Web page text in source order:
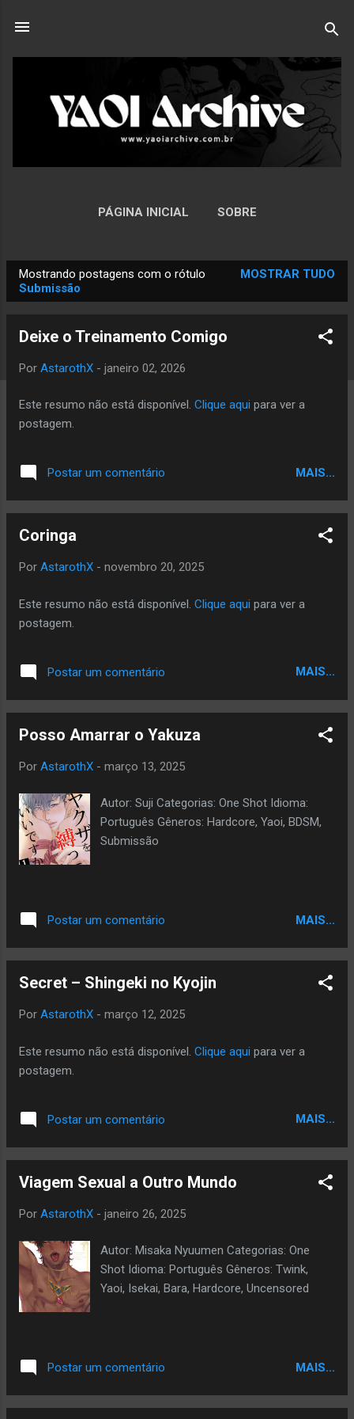
PÁGINA INICIAL SOBRE
o
Mostrando postagens com o rótulo
Submissão
MOSTRAR TUDO
Deixe o Treinamento Comigo
Por AstarothX - janeiro 02, 2026
Este resumo não está disponível. Clique aqui para ver a
postagem.
Postar um comentário MAIS...
Coringa
Por AstarothX - novembro 20, 2025
Este resumo não está disponível. Clique aqui para ver a
postagem.
Postar um comentário MAIS...
Posso Amarrar o Yakuza
Por AstarothX - março 13, 2025
Autor: Suji Categorias: One Shot Idioma:
Português Gêneros: Hardcore, Yaoi, BDSM,
Submissão
Postar um comentário MAIS...
Secret – Shingeki no Kyojin
Por AstarothX - março 12, 2025
Este resumo não está disponível. Clique aqui para ver a
postagem.
Postar um comentário MAIS...
Viagem Sexual a Outro Mundo
Por AstarothX - janeiro 26, 2025
Autor: Misaka Nyuumen Categorias: One
Shot Idioma: Português Gêneros: Twink,
Yaoi, Isekai, Bara, Hardcore, Uncensored
Postar um comentário MAIS...